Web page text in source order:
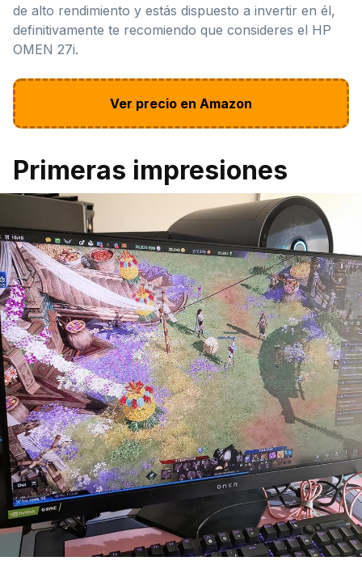
de alto rendimiento y estás dispuesto a invertir en él,
definitivamente te recomiendo que consideres el HP
OMEN 27i.
Ver precio en Amazon
Primeras impresiones